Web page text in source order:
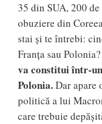
35 din SUA, 200
obuziere din
stai și te întrebi:
Franța sau Polonia?
va constitui într-
Polonia.Dar apare
politică a lui
care trebuie